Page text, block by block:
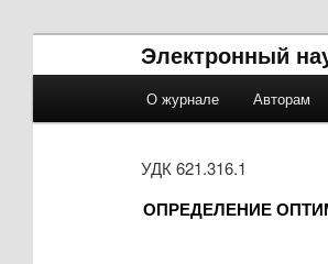
Электронный
Skip to primary content
Skip to secondary
О журнале Авторам
УДК 621.316.1
ОПРЕДЕЛЕНИЕ